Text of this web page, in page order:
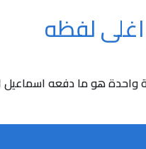
لفظه
الاول نائب مصر عام 1867م للحصول على لقب مكون من